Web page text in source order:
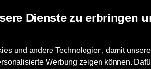
Dienste zu erbringen
und andere Technologien, damit
Werbung zeigen können.
Kinderschuhe News Marken